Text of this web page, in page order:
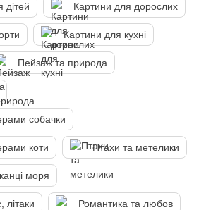
дітей Картини для дорослих
Картини для кухні
Пейзаж та природа
собачки
коти Птахи та метелики
моря
Романтика та любов